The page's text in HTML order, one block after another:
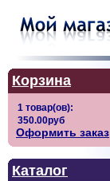
Корзина
Оформить заказ
Каталог